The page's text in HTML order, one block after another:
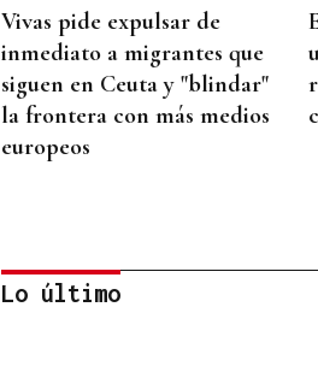
Vivas pide expulsar de
inmediato a migrantes que
siguen en Ceuta y "blindar"
la frontera con más medios
europeos
Lo último